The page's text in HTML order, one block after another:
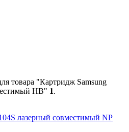
товара "Картридж Samsung
HB" 1.
лазерный совместимый NP